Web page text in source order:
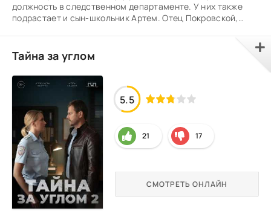
должность в следственном департаменте. У них также
подрастает и сын-школьник Артем. Отец Покровской,
Тайна за углом
СМОТРЕТЬ ОНЛАЙН
5.5
21 17